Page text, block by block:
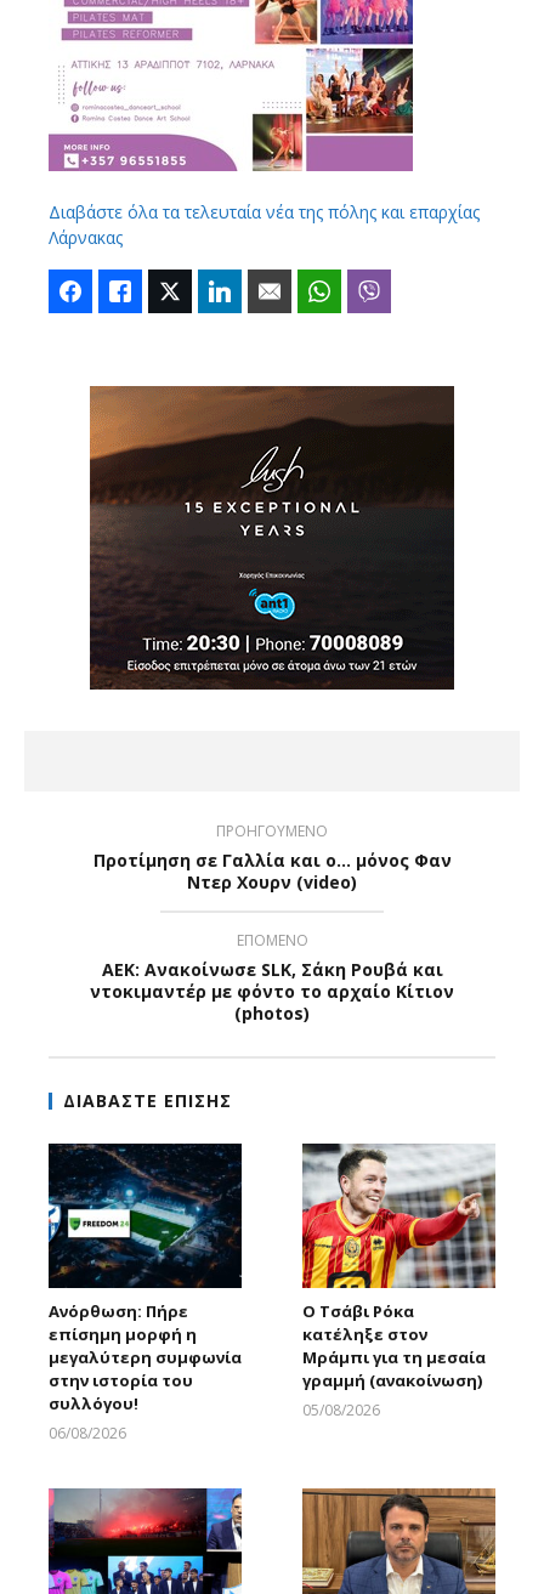
Διαβάστε όλα τα τελευταία νέα της πόλης και επαρχίας
Λάρνακας
FacebookLike Twitter LinkedIn Email WhatsApp
ΠΡΟΗΓΟΥΜΕΝΟ
Προτίμηση σε Γαλλία και ο... μόνος Φαν
Ντερ Χουρν (video)
ΕΠΟΜΕΝΟ
ΑΕΚ: Ανακοίνωσε SLK, Σάκη Ρουβά και
ντοκιμαντέρ με φόντο το αρχαίο Κίτιον
(photos)
ΔΙΑΒΑΣΤΕ ΕΠΙΣΗΣ
Ανόρθωση: Πήρε
επίσημη μορφή η
μεγαλύτερη συμφωνία
στην ιστορία του
συλλόγου!
06/08/2026
Ο Τσάβι Ρόκα
κατέληξε στον
Μράμπι για τη μεσαία
γραμμή (ανακοίνωση)
05/08/2026